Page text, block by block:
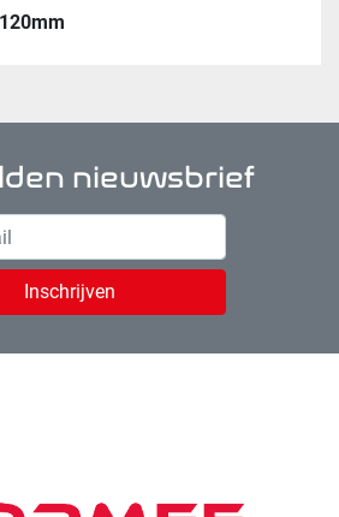
120mm
nieuwsbrief
Inschrijven